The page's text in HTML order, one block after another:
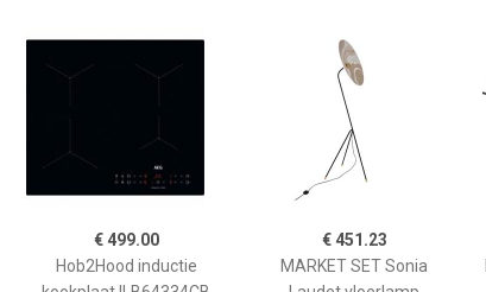
€ 499.00
Hob2Hood inductie
€ 451.23
MARKET SET Sonia